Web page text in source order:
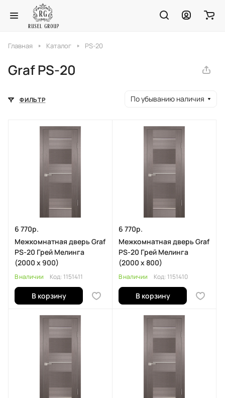
Главная Каталог PS-20
Graf PS-20
ФИЛЬТР По убыванию наличия
6 770р.
Межкомнатная дверь Graf
PS-20 Грей Мелинга
(2000 х 900)
В наличии Код: 1151411
В корзину
6 770р.
Межкомнатная дверь Graf
PS-20 Грей Мелинга
(2000 х 800)
В наличии Код: 1151410
В корзину